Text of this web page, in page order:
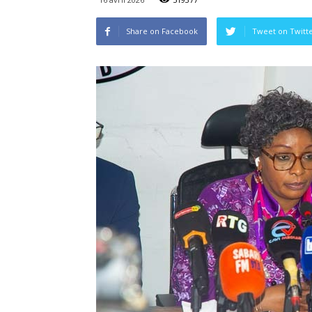
Share on Facebook Tweet on